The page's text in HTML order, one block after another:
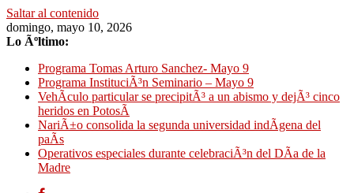
Saltar al contenido
domingo, mayo 10, 2026
Lo Ãºltimo:
Programa Tomas Arturo Sanchez- Mayo 9
Programa InstituciÃ³n Seminario – Mayo 9
VehÃ­culo particular se precipitÃ³ a un abismo y dejÃ³ cinco
heridos en PotosÃ­
NariÃ±o consolida la segunda universidad indÃ­gena del
paÃ­s
Operativos especiales durante celebraciÃ³n del DÃ­a de la
Madre